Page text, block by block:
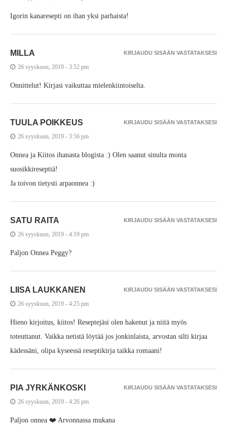
Igorin kanaresepti on ihan yksi parhaista!
MILLA
26 syyskuun, 2019 - 3:52 pm
Onnittelut! Kirjasi vaikuttaa mielenkiintoiselta.
KIRJAUDU SISÄÄN VASTATAKSESI
TUULA POIKKEUS
26 syyskuun, 2019 - 3:56 pm
Onnea ja Kiitos ihanasta blogista :) Olen saanut sinulta monta
suosikkireseptiä!
Ja toivon tietysti arpaonnea :)
KIRJAUDU SISÄÄN VASTATAKSESI
SATU RAITA
26 syyskuun, 2019 - 4:19 pm
Paljon Onnea Peggy?
KIRJAUDU SISÄÄN VASTATAKSESI
LIISA LAUKKANEN
26 syyskuun, 2019 - 4:25 pm
Hieno kirjoitus, kiitos! Reseptejäsi olen hakenut ja niitä myös
toteuttanut. Vaikka netistä löytää jos jonkinlaista, arvostan silti kirjaa
kädessäni, olipa kyseessä reseptikirja taikka romaani!
KIRJAUDU SISÄÄN VASTATAKSESI
PIA JYRKÄNKOSKI
26 syyskuun, 2019 - 4:26 pm
Paljon onnea ❤️ Arvonnassa mukana
KIRJAUDU SISÄÄN VASTATAKSESI